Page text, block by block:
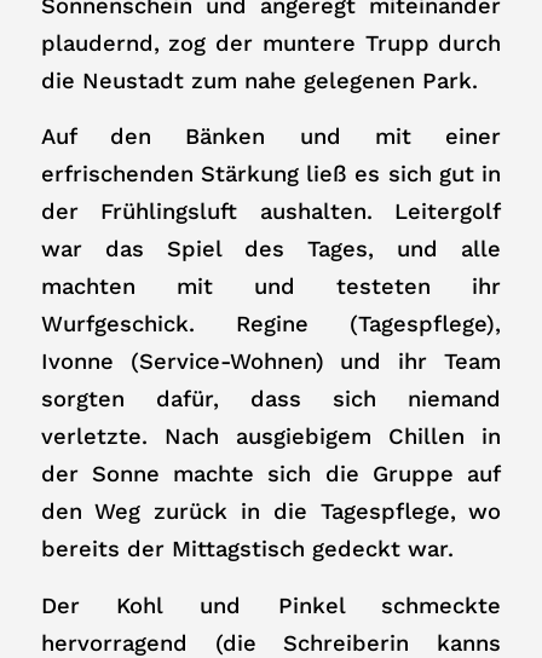
plaudernd, zog der muntere Trupp durch
die Neustadt zum nahe gelegenen Park.
Auf den Bänken und mit einer
erfrischenden Stärkung ließ es sich gut in
der Frühlingsluft aushalten. Leitergolf
war das Spiel des Tages, und alle
machten mit und testeten ihr
Wurfgeschick. Regine (Tagespflege),
Ivonne (Service-Wohnen) und ihr Team
sorgten dafür, dass sich niemand
verletzte. Nach ausgiebigem Chillen in
der Sonne machte sich die Gruppe auf
den Weg zurück in die Tagespflege, wo
bereits der Mittagstisch gedeckt war.
Der Kohl und Pinkel schmeckte
hervorragend (die Schreiberin kanns